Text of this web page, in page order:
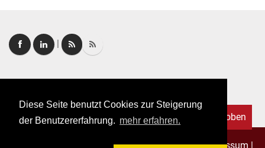
Diese Seite benutzt Cookies zur Steigerung
der Benutzererfahrung. mehr erfahren.
Copyright © 2026. Alle Rechte vorbehalten.–Impressum |
Nach oben